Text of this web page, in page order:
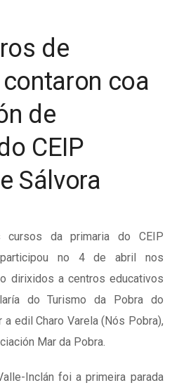
de
coa
de
CEIP
Sálvora
cursos da primaria do CEIP
no 4 de abril nos
dirixidos a centros educativos
do Turismo da Pobra do
a edil Charo Varela (Nós Pobra),
Mar da Pobra.
Inclán foi a primeira parada